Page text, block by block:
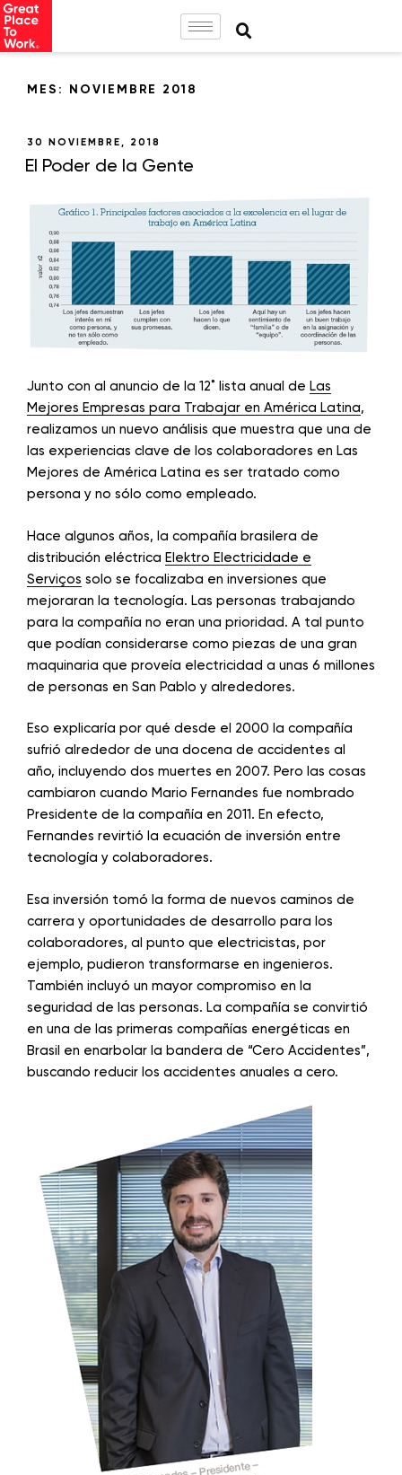
MES: NOVIEMBRE 2018
30 NOVIEMBRE, 2018
El Poder de la Gente
Junto con al anuncio de la 12˚ lista anual de Las
Mejores Empresas para Trabajar en América Latina,
realizamos un nuevo análisis que muestra que una de
las experiencias clave de los colaboradores en Las
Mejores de América Latina es ser tratado como
persona y no sólo como empleado.
Hace algunos años, la compañía brasilera de
distribución eléctrica Elektro Electricidade e
Serviços solo se focalizaba en inversiones que
mejoraran la tecnología. Las personas trabajando
para la compañía no eran una prioridad. A tal punto
que podían considerarse como piezas de una gran
maquinaria que proveía electricidad a unas 6 millones
de personas en San Pablo y alrededores.
Eso explicaría por qué desde el 2000 la compañía
sufrió alrededor de una docena de accidentes al
año, incluyendo dos muertes en 2007. Pero las cosas
cambiaron cuando Mario Fernandes fue nombrado
Presidente de la compañía en 2011. En efecto,
Fernandes revirtió la ecuación de inversión entre
tecnología y colaboradores.
Esa inversión tomó la forma de nuevos caminos de
carrera y oportunidades de desarrollo para los
colaboradores, al punto que electricistas, por
ejemplo, pudieron transformarse en ingenieros.
También incluyó un mayor compromiso en la
seguridad de las personas. La compañía se convirtió
en una de las primeras compañías energéticas en
Brasil en enarbolar la bandera de “Cero Accidentes”,
buscando reducir los accidentes anuales a cero.